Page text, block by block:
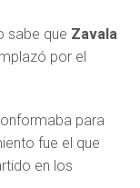
sabe que Zavala
por el
para
fue el que
en los